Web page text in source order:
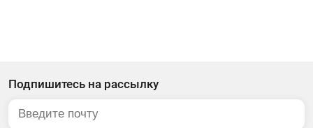
Подпишитесь на рассылку